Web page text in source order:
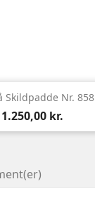
Skildpadde Nr. 858
Pris
1.250,00 kr.